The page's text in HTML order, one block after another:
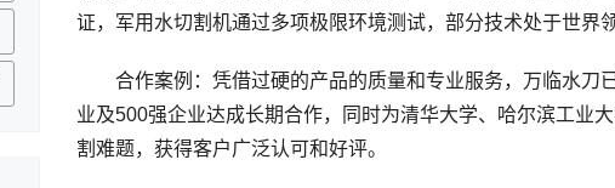
证，军用水切割机通过多项极限环境测试，部分技术处于世界
合作案例：凭借过硬的产品的质量和专业服务，万临水刀
业及500强企业达成长期合作，同时为清华大学、哈尔滨工业
割难题，获得客户广泛认可和好评。